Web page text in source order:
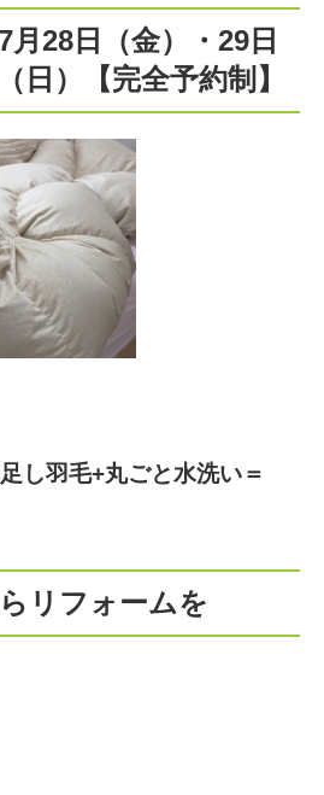
28日（金）・29日
日）【完全予約制】
し羽毛+丸ごと水洗い＝
リフォームを